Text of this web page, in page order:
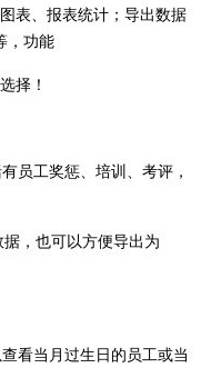
表、报表统计；导出数据
，功能
择！
工奖惩、培训、考评，
，也可以方便导出为
当月过生日的员工或当